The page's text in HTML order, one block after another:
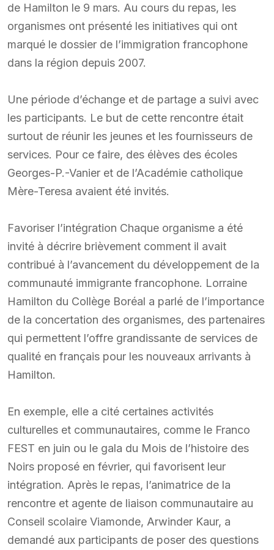
de Hamilton le 9 mars. Au cours du repas, les
organismes ont présenté les initiatives qui ont
marqué le dossier de l’immigration francophone
dans la région depuis 2007.
Une période d’échange et de partage a suivi avec
les participants. Le but de cette rencontre était
surtout de réunir les jeunes et les fournisseurs de
services. Pour ce faire, des élèves des écoles
Georges-P.-Vanier et de l’Académie catholique
Mère-Teresa avaient été invités.
Favoriser l’intégration Chaque organisme a été
invité à décrire brièvement comment il avait
contribué à l’avancement du développement de la
communauté immigrante francophone. Lorraine
Hamilton du Collège Boréal a parlé de l’importance
de la concertation des organismes, des partenaires
qui permettent l’offre grandissante de services de
qualité en français pour les nouveaux arrivants à
Hamilton.
En exemple, elle a cité certaines activités
culturelles et communautaires, comme le Franco
FEST en juin ou le gala du Mois de l’histoire des
Noirs proposé en février, qui favorisent leur
intégration. Après le repas, l’animatrice de la
rencontre et agente de liaison communautaire au
Conseil scolaire Viamonde, Arwinder Kaur, a
demandé aux participants de poser des questions